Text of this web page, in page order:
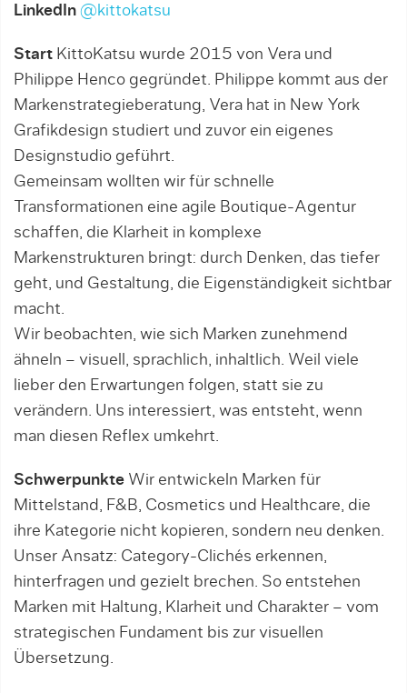
LinkedIn @kittokatsu
Start KittoKatsu wurde 2015 von Vera und
Philippe Henco gegründet. Philippe kommt aus der
Markenstrategieberatung, Vera hat in New York
Grafikdesign studiert und zuvor ein eigenes
Designstudio geführt.
Gemeinsam wollten wir für schnelle
Transformationen eine agile Boutique-Agentur
schaffen, die Klarheit in komplexe
Markenstrukturen bringt: durch Denken, das tiefer
geht, und Gestaltung, die Eigenständigkeit sichtbar
macht.
Wir beobachten, wie sich Marken zunehmend
ähneln – visuell, sprachlich, inhaltlich. Weil viele
lieber den Erwartungen folgen, statt sie zu
verändern. Uns interessiert, was entsteht, wenn
man diesen Reflex umkehrt.
Schwerpunkte Wir entwickeln Marken für
Mittelstand, F&B, Cosmetics und Healthcare, die
ihre Kategorie nicht kopieren, sondern neu denken.
Unser Ansatz: Category-Clichés erkennen,
hinterfragen und gezielt brechen. So entstehen
Marken mit Haltung, Klarheit und Charakter – vom
strategischen Fundament bis zur visuellen
Übersetzung.